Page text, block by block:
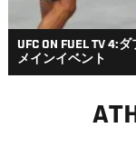
UFC ON FUEL TV 4:
メインイベント